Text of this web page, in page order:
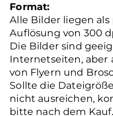
Format:
Alle Bilder liegen
Auflösung von 300
Die Bilder sind
Internetseiten, aber
von Flyern und
Sollte die
nicht ausreichen,
bitte nach dem Kauf.